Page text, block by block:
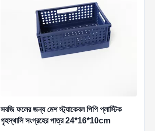
সবজি ফলের জন্য মেশ স্ট্যাকেবল পিপি প্লাস্টিক
গৃহস্থালি সংগ্রহের পাত্র 24*16*10cm